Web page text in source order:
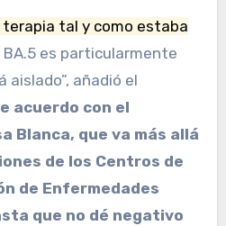
terapia tal y como estaba
BA.5 es particularmente
aislado”, añadió el
acuerdo con el
Blanca, que va más allá
de los Centros de
de Enfermedades
que no dé negativo